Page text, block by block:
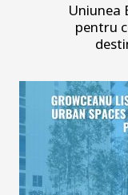
Uniunea
pentru